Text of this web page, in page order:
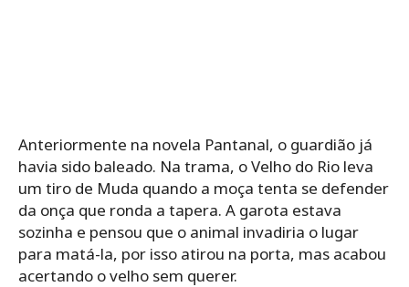
Anteriormente na novela Pantanal, o guardião já
havia sido baleado. Na trama, o Velho do Rio leva
um tiro de Muda quando a moça tenta se defender
da onça que ronda a tapera. A garota estava
sozinha e pensou que o animal invadiria o lugar
para matá-la, por isso atirou na porta, mas acabou
acertando o velho sem querer.